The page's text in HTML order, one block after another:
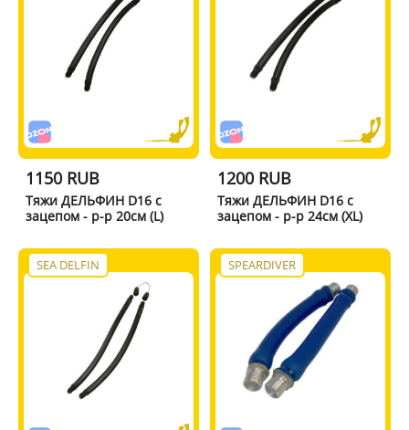
1150 RUB
Тяжи ДЕЛЬФИН D16 с
зацепом - р-р 20см (L)
1200 RUB
Тяжи ДЕЛЬФИН D16 с
зацепом - р-р 24см (XL)
SEA DELFIN SPEARDIVER